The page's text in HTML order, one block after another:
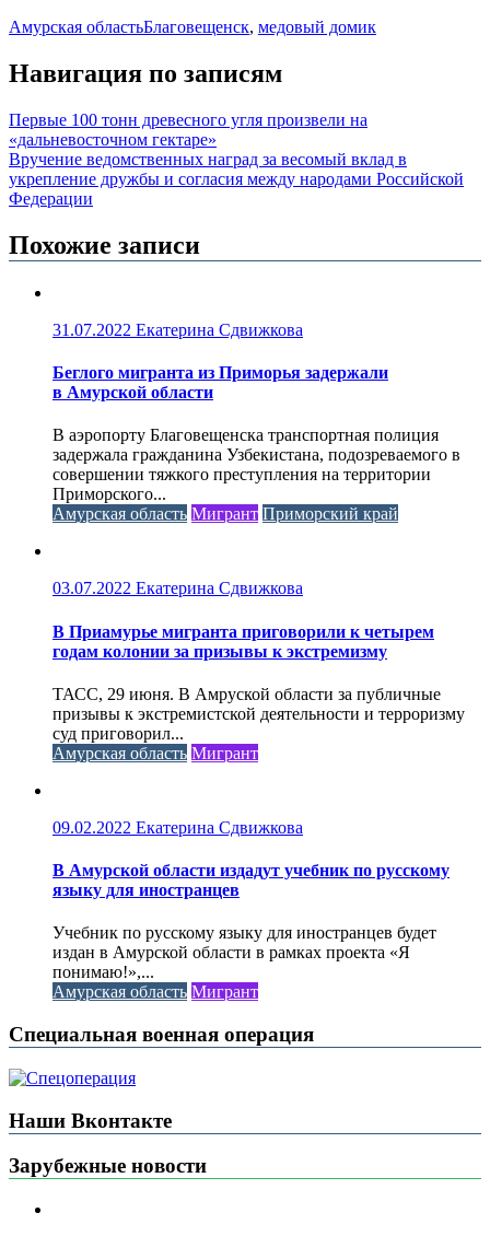
Амурская областьБлаговещенск, медовый домик
Навигация по записям
Первые 100 тонн древесного угля произвели на
«дальневосточном гектаре»
Вручение ведомственных наград за весомый вклад в
укрепление дружбы и согласия между народами Российской
Федерации
Похожие записи
31.07.2022 Екатерина Сдвижкова
Беглого мигранта из Приморья задержали
в Амурской области
В аэропорту Благовещенска транспортная полиция
задержала гражданина Узбекистана, подозреваемого в
совершении тяжкого преступления на территории
Приморского...
Амурская область Мигрант Приморский край
03.07.2022 Екатерина Сдвижкова
В Приамурье мигранта приговорили к четырем
годам колонии за призывы к экстремизму
ТАСС, 29 июня. В Амруской области за публичные
призывы к экстремистской деятельности и терроризму
суд приговорил...
Амурская область Мигрант
09.02.2022 Екатерина Сдвижкова
В Амурской области издадут учебник по русскому
языку для иностранцев
Учебник по русскому языку для иностранцев будет
издан в Амурской области в рамках проекта «Я
понимаю!»,...
Амурская область Мигрант
Специальная военная операция
Наши Вконтакте
Зарубежные новости